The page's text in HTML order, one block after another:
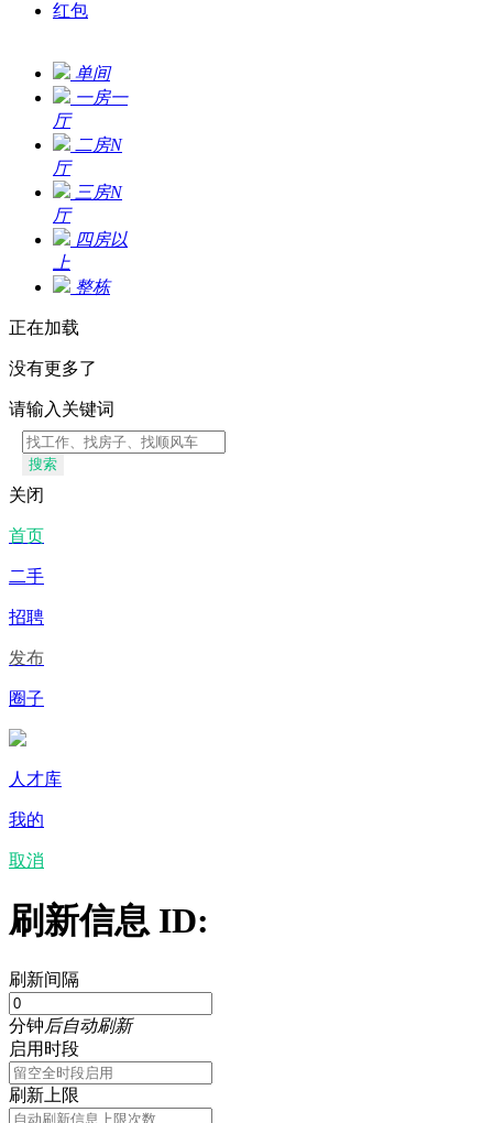
红包
单间
一房一
厅
二房N
厅
三房N
厅
四房以
上
整栋
正在加载
没有更多了
请输入关键词
搜索
关闭
首页
二手
招聘
发布
圈子
人才库
我的
取消
刷新信息 ID:
刷新间隔
分钟后自动刷新
启用时段
刷新上限